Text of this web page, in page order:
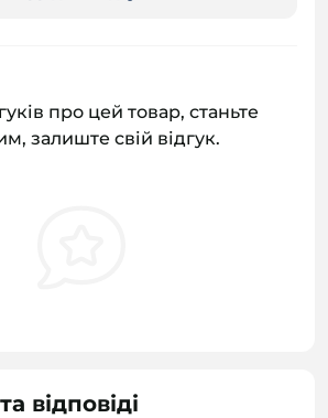
про цей товар, станьте
залиште свій відгук.
відповіді